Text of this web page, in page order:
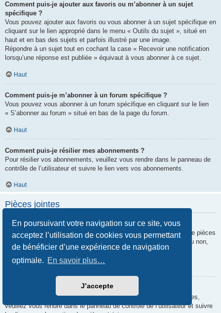
En poursuivant votre navigation sur ce site, vous
acceptez l’utilisation de cookies vous permettant
de bénéficier d’une expérience de navigation
optimale. En savoir plus…
J’accepte
Comment puis-je ajouter aux favoris ou m’abonner à un sujet
spécifique ?
Vous pouvez ajouter aux favoris ou vous abonner à un sujet spécifique en
cliquant sur le lien approprié dans le menu « Outils du sujet », situé en
haut et en bas des sujets et parfois illustré par une image.
Répondre à un sujet tout en cochant la case « Recevoir une notification
lorsqu’une réponse est publiée » équivaut à vous abonner à ce sujet.
Haut
Comment puis-je m’abonner à un forum spécifique ?
Vous pouvez vous abonner à un forum spécifique en cliquant sur le lien
« S’abonner au forum » situé en bas de la page du forum.
Haut
Comment puis-je résilier mes abonnements ?
Pour résilier vos abonnements, veuillez vous rendre dans le panneau de
contrôle de l’utilisateur et suivre le lien vers vos abonnements.
Haut
Pièces jointes
Quelles pièces jointes sont autorisées sur ce forum ?
Chaque administrateur peut autoriser ou interdire certains types de pièces
jointes. Si vous n’êtes pas certain de savoir ce qui est autorisé ou non,
nous vous invitons à contacter un administrateur du forum.
Comment puis-je retrouver toutes mes pièces jointes ?
Pour retrouver la liste des pièces jointes que vous avez transférées,
veuillez vous rendre dans le panneau de contrôle de l’utilisateur et suivre